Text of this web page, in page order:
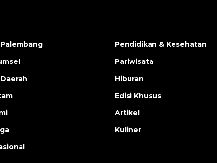
Pendidikan & Kesehatan
Pariwisata
Hiburan
Edisi Khusus
Artikel
Kuliner